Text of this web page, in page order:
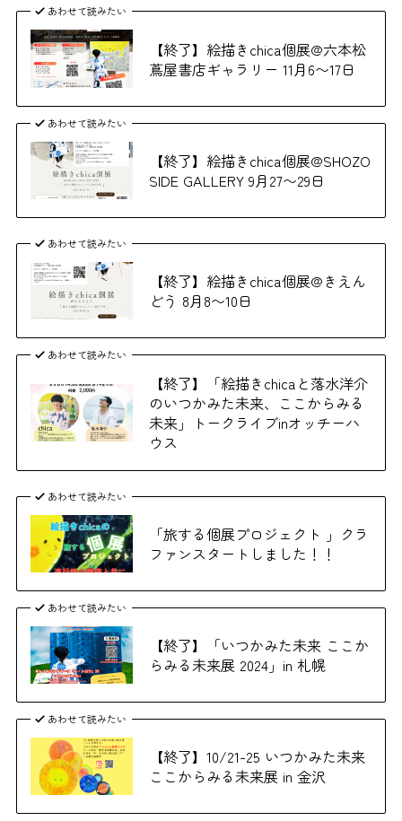
あわせて読みたい
【終了】絵描きchica個展@六本松
蔦屋書店ギャラリー 11月6〜17日
あわせて読みたい
【終了】絵描きchica個展@SHOZO
SIDE GALLERY 9月27〜29日
あわせて読みたい
【終了】絵描きchica個展@きえん
どう 8月8〜10日
あわせて読みたい
【終了】「絵描きchicaと落水洋介
のいつかみた未来、ここからみる
未来」トークライブinオッチーハ
ウス
あわせて読みたい
「旅する個展プロジェクト 」クラ
ファンスタートしました！！
あわせて読みたい
【終了】「いつかみた未来 ここか
らみる未来展 2024」in 札幌
あわせて読みたい
【終了】10/21-25 いつかみた未来
ここからみる未来展 in 金沢